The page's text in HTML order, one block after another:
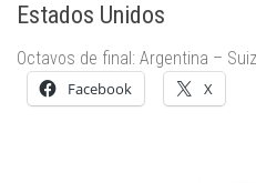
Estados Unidos
Octavos de final: Argentina –
Facebook X